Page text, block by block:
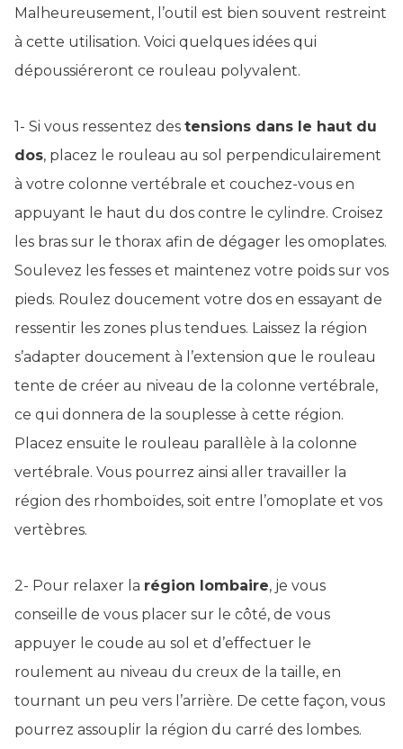
Malheureusement, l’outil est bien souvent restreint
à cette utilisation. Voici quelques idées qui
dépoussiéreront ce rouleau polyvalent.
1- Si vous ressentez des tensions dans le haut du
dos, placez le rouleau au sol perpendiculairement
à votre colonne vertébrale et couchez-vous en
appuyant le haut du dos contre le cylindre. Croisez
les bras sur le thorax afin de dégager les omoplates.
Soulevez les fesses et maintenez votre poids sur vos
pieds. Roulez doucement votre dos en essayant de
ressentir les zones plus tendues. Laissez la région
s’adapter doucement à l’extension que le rouleau
tente de créer au niveau de la colonne vertébrale,
ce qui donnera de la souplesse à cette région.
Placez ensuite le rouleau parallèle à la colonne
vertébrale. Vous pourrez ainsi aller travailler la
région des rhomboïdes, soit entre l’omoplate et vos
vertèbres.
2- Pour relaxer la région lombaire, je vous
conseille de vous placer sur le côté, de vous
appuyer le coude au sol et d’effectuer le
roulement au niveau du creux de la taille, en
tournant un peu vers l’arrière. De cette façon, vous
pourrez assouplir la région du carré des lombes.